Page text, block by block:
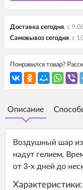
Доставка сегодня, с
Самовывоз сегодня, с
Понравился товар?
Описание
Воздушный шар
надут гелием.
от 3-х дней до
Характеристики: